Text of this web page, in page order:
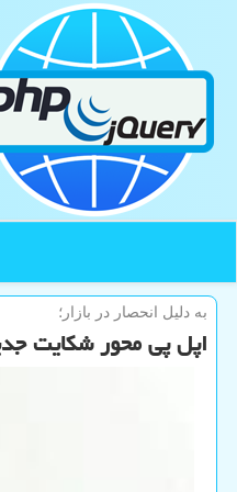
به دلیل انحصار در بازار؛
اپل پی محور شکایت